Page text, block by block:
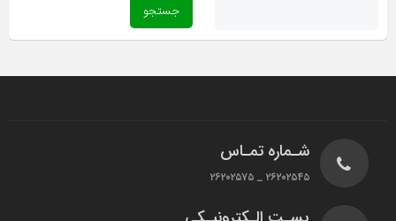
شـماره تمـاس
۲۶۲۰۲۵۴۵ _ ۲۶۲۰۲۵۷۵